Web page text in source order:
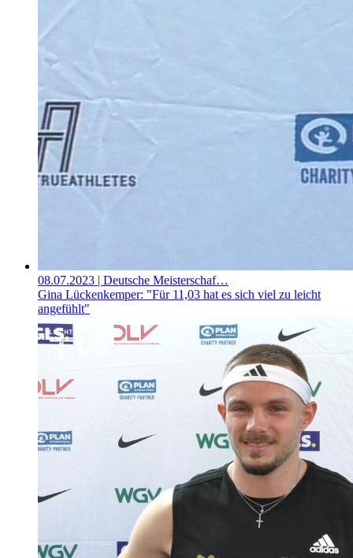
08.07.2023 | Deutsche Meisterschaf…
Gina Lückenkemper: "Für 11,03 hat es sich viel zu leicht
angefühlt"